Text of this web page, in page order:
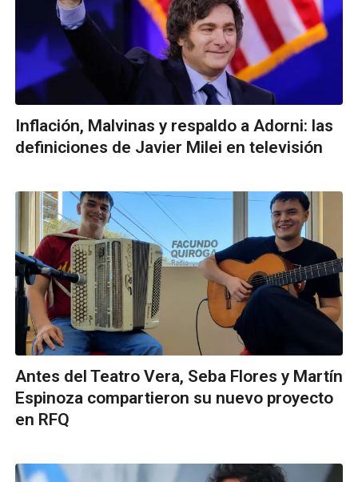
Inflación, Malvinas y respaldo a Adorni: las
definiciones de Javier Milei en televisión
Antes del Teatro Vera, Seba Flores y Martín
Espinoza compartieron su nuevo proyecto
en RFQ